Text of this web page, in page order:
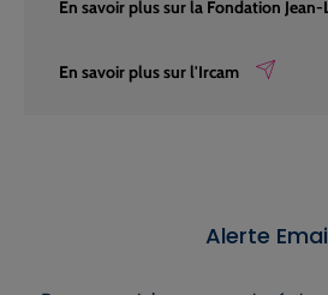
En savoir plus sur la Fondation Jean-
En savoir plus sur l'Ircam
Alerte